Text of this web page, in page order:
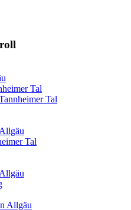
Tal
Tal
Tal
Allgäu